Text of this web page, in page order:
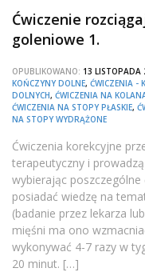
Ćwiczenie
goleniowe 1.
OPUBLIKOWANO: 13
KOŃCZYNY DOLNE, ĆWICZENIA -
DOLNYCH, ĆWICZENIA NA
ĆWICZENIA NA STOPY PŁASKIE,
NA STOPY WYDRĄŻONE
Ćwiczenia korekcyjne
terapeutyczny i
wybierając
posiadać wiedzę na
(badanie przez lekarza
mięśni ma ono
wykonywać 4-7 razy w
20 minut. […]